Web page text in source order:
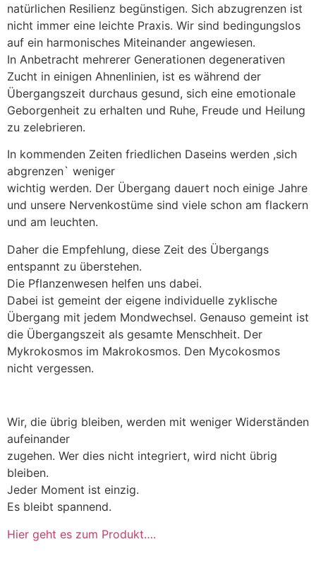
natürlichen Resilienz begünstigen. Sich abzugrenzen ist
nicht immer eine leichte Praxis. Wir sind bedingungslos
auf ein harmonisches Miteinander angewiesen.
In Anbetracht mehrerer Generationen degenerativen
Zucht in einigen Ahnenlinien, ist es während der
Übergangszeit durchaus gesund, sich eine emotionale
Geborgenheit zu erhalten und Ruhe, Freude und Heilung
zu zelebrieren.
In kommenden Zeiten friedlichen Daseins werden ,sich
abgrenzen` weniger
wichtig werden. Der Übergang dauert noch einige Jahre
und unsere Nervenkostüme sind viele schon am flackern
und am leuchten.
Daher die Empfehlung, diese Zeit des Übergangs
entspannt zu überstehen.
Die Pflanzenwesen helfen uns dabei.
Dabei ist gemeint der eigene individuelle zyklische
Übergang mit jedem Mondwechsel. Genauso gemeint ist
die Übergangszeit als gesamte Menschheit. Der
Mykrokosmos im Makrokosmos. Den Mycokosmos
nicht vergessen.
Wir, die übrig bleiben, werden mit weniger Widerständen
aufeinander
zugehen. Wer dies nicht integriert, wird nicht übrig
bleiben.
Jeder Moment ist einzig.
Es bleibt spannend.
Hier geht es zum Produkt….